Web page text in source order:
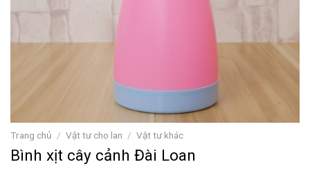
Trang chủ / Vật tư cho lan / Vật tư khác
Bình xịt cây cảnh Đài Loan